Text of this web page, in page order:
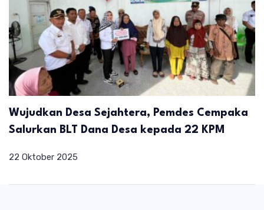
Wujudkan Desa Sejahtera, Pemdes Cempaka
Salurkan BLT Dana Desa kepada 22 KPM
22 Oktober 2025